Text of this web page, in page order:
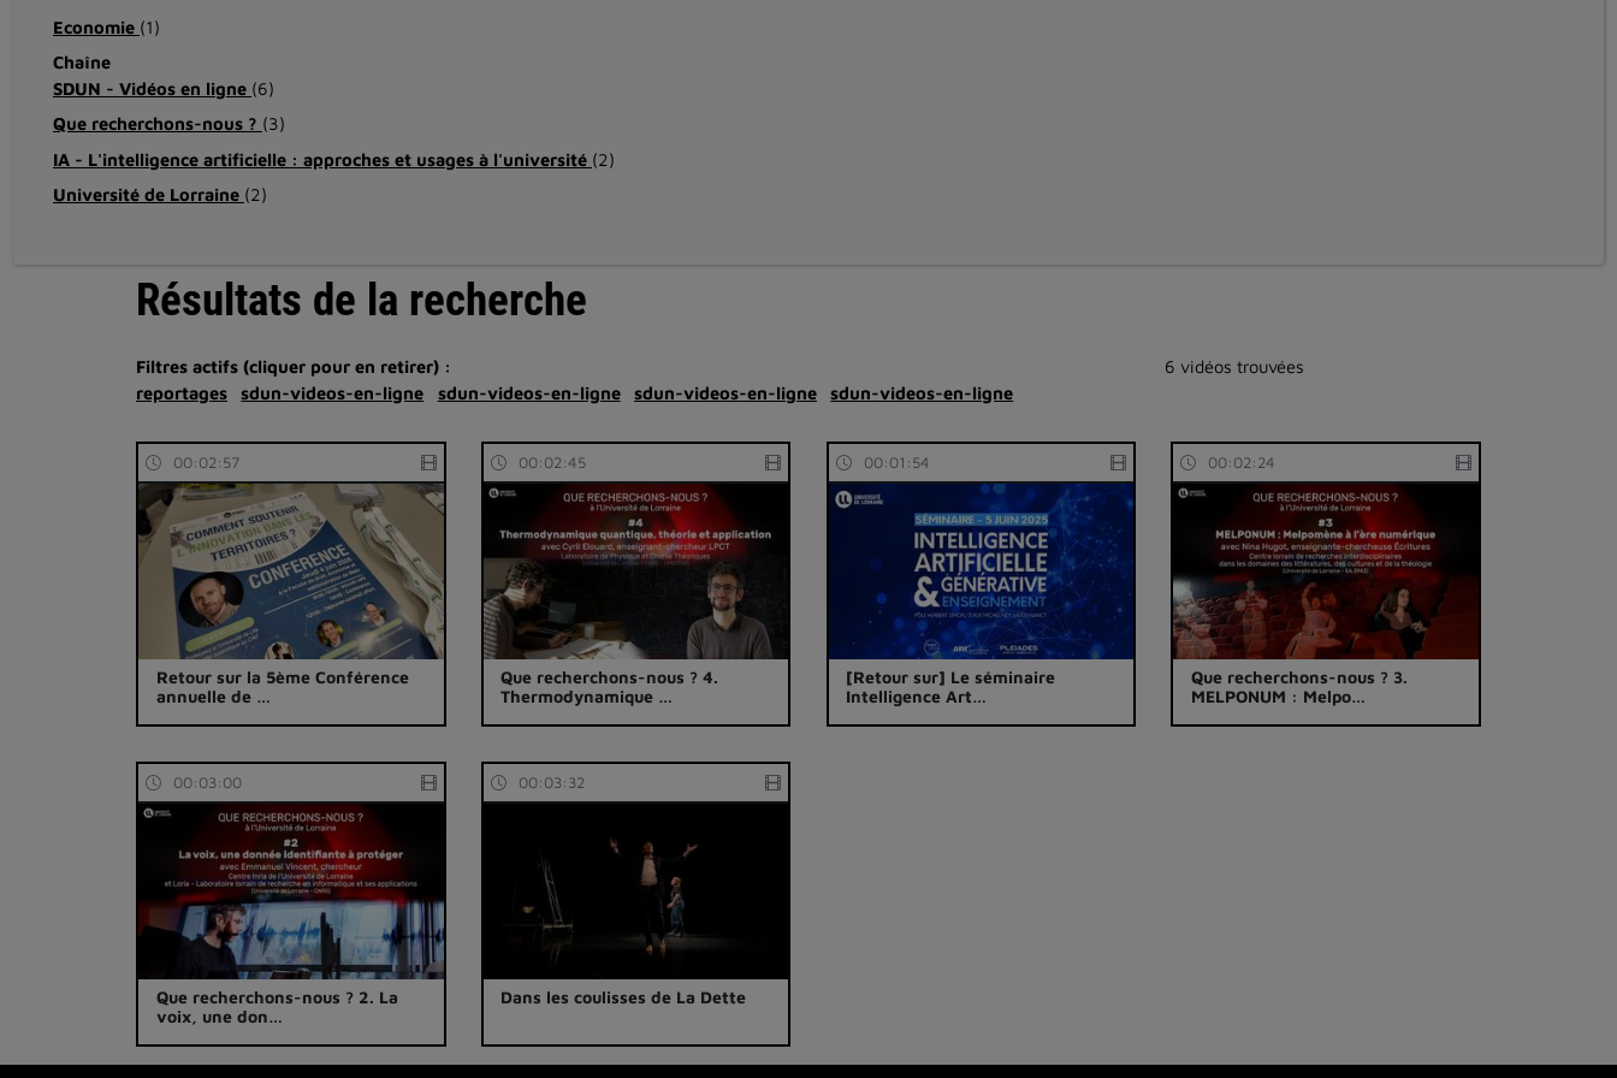
Economie (1)
Chaîne
SDUN - Vidéos en ligne (6)
Que recherchons-nous ? (3)
IA - L'intelligence artificielle : approches et usages à l'université (2)
Université de Lorraine (2)
Résultats de la recherche
Filtres actifs (cliquer pour en retirer) :
reportages
sdun-videos-en-ligne sdun-videos-en-ligne sdun-videos-en-ligne sdun-videos-en-ligne
6 vidéos trouvées
00:02:57
Retour sur la 5ème Conférence
annuelle de …
00:02:45
Que recherchons-nous ? 4.
Thermodynamique …
00:01:54
[Retour sur] Le séminaire
Intelligence Art…
00:02:24
Que recherchons-nous ? 3.
MELPONUM : Melpo…
00:03:00
Que recherchons-nous ? 2. La
voix, une don…
00:03:32
Dans les coulisses de La Dette